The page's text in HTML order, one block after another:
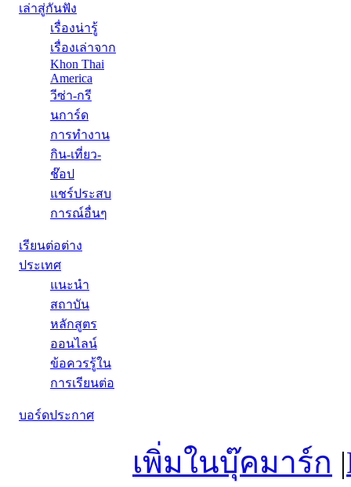
เล่าสู่กันฟัง
เรื่องน่ารู้
เรื่องเล่าจาก
Khon Thai
America
วีซ่า-กรี
นการ์ด
การทำงาน
กิน-เที่ยว-
ช๊อป
แชร์ประสบ
การณ์อื่นๆ
เรียนต่อต่าง
ประเทศ
แนะนำ
สถาบัน
หลักสูตร
ออนไลน์
ข้อควรรู้ใน
การเรียนต่อ
บอร์ดประกาศ
เพิ่มในบุ๊คมาร์ก |